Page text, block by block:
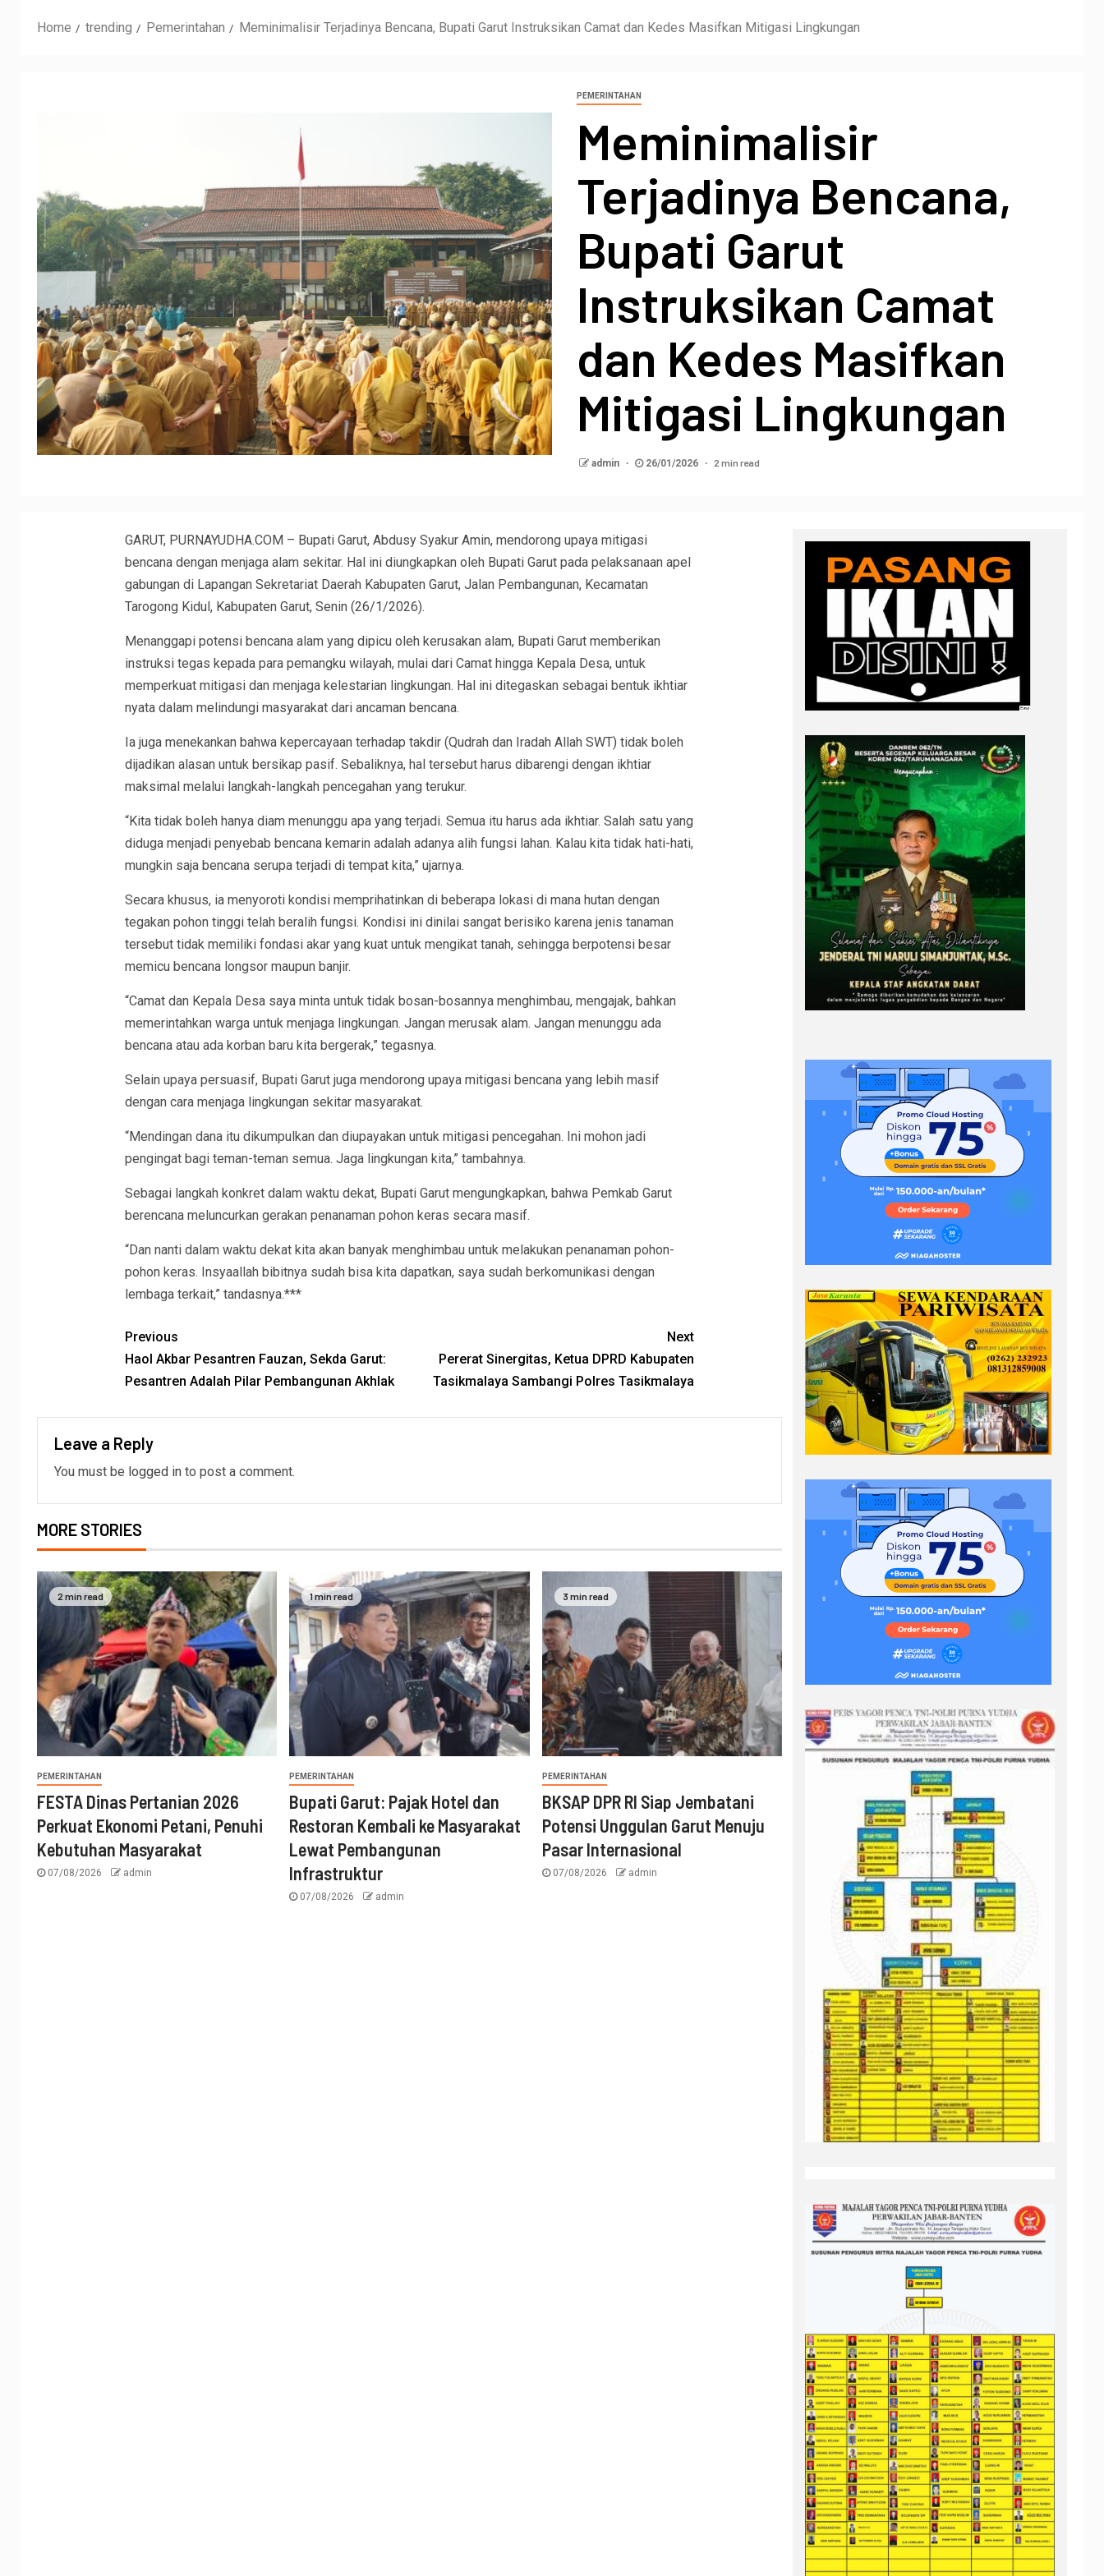
Home trending Pemerintahan Meminimalisir Terjadinya Bencana, Bupati Garut Instruksikan Camat dan Kedes Masifkan Mitigasi Lingkungan
PEMERINTAHAN
Meminimalisir
Terjadinya Bencana,
Bupati Garut
Instruksikan Camat
dan Kedes Masifkan
Mitigasi Lingkungan
admin 26/01/2026 2 min read
GARUT, PURNAYUDHA.COM – Bupati Garut, Abdusy Syakur Amin, mendorong upaya mitigasi
bencana dengan menjaga alam sekitar. Hal ini diungkapkan oleh Bupati Garut pada pelaksanaan apel
gabungan di Lapangan Sekretariat Daerah Kabupaten Garut, Jalan Pembangunan, Kecamatan
Tarogong Kidul, Kabupaten Garut, Senin (26/1/2026).
Menanggapi potensi bencana alam yang dipicu oleh kerusakan alam, Bupati Garut memberikan
instruksi tegas kepada para pemangku wilayah, mulai dari Camat hingga Kepala Desa, untuk
memperkuat mitigasi dan menjaga kelestarian lingkungan. Hal ini ditegaskan sebagai bentuk ikhtiar
nyata dalam melindungi masyarakat dari ancaman bencana.
Ia juga menekankan bahwa kepercayaan terhadap takdir (Qudrah dan Iradah Allah SWT) tidak boleh
dijadikan alasan untuk bersikap pasif. Sebaliknya, hal tersebut harus dibarengi dengan ikhtiar
maksimal melalui langkah-langkah pencegahan yang terukur.
“Kita tidak boleh hanya diam menunggu apa yang terjadi. Semua itu harus ada ikhtiar. Salah satu yang
diduga menjadi penyebab bencana kemarin adalah adanya alih fungsi lahan. Kalau kita tidak hati-hati,
mungkin saja bencana serupa terjadi di tempat kita,” ujarnya.
Secara khusus, ia menyoroti kondisi memprihatinkan di beberapa lokasi di mana hutan dengan
tegakan pohon tinggi telah beralih fungsi. Kondisi ini dinilai sangat berisiko karena jenis tanaman
tersebut tidak memiliki fondasi akar yang kuat untuk mengikat tanah, sehingga berpotensi besar
memicu bencana longsor maupun banjir.
“Camat dan Kepala Desa saya minta untuk tidak bosan-bosannya menghimbau, mengajak, bahkan
memerintahkan warga untuk menjaga lingkungan. Jangan merusak alam. Jangan menunggu ada
bencana atau ada korban baru kita bergerak,” tegasnya.
Selain upaya persuasif, Bupati Garut juga mendorong upaya mitigasi bencana yang lebih masif
dengan cara menjaga lingkungan sekitar masyarakat.
“Mendingan dana itu dikumpulkan dan diupayakan untuk mitigasi pencegahan. Ini mohon jadi
pengingat bagi teman-teman semua. Jaga lingkungan kita,” tambahnya.
Sebagai langkah konkret dalam waktu dekat, Bupati Garut mengungkapkan, bahwa Pemkab Garut
berencana meluncurkan gerakan penanaman pohon keras secara masif.
“Dan nanti dalam waktu dekat kita akan banyak menghimbau untuk melakukan penanaman pohon-
pohon keras. Insyaallah bibitnya sudah bisa kita dapatkan, saya sudah berkomunikasi dengan
lembaga terkait,” tandasnya.***
Previous
Haol Akbar Pesantren Fauzan, Sekda Garut:
Pesantren Adalah Pilar Pembangunan Akhlak
Next
Pererat Sinergitas, Ketua DPRD Kabupaten
Tasikmalaya Sambangi Polres Tasikmalaya
Leave a Reply
You must be logged in to post a comment.
MORE STORIES
2 min read
PEMERINTAHAN
FESTA Dinas Pertanian 2026
Perkuat Ekonomi Petani, Penuhi
Kebutuhan Masyarakat
07/08/2026 admin
1 min read
PEMERINTAHAN
Bupati Garut: Pajak Hotel dan
Restoran Kembali ke Masyarakat
Lewat Pembangunan
Infrastruktur
07/08/2026 admin
3 min read
PEMERINTAHAN
BKSAP DPR RI Siap Jembatani
Potensi Unggulan Garut Menuju
Pasar Internasional
07/08/2026 admin